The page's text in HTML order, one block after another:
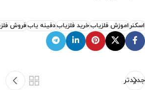
اسکنراموزش فلزیابخرید فلزیابدفینه یابفروش
جدیدتر